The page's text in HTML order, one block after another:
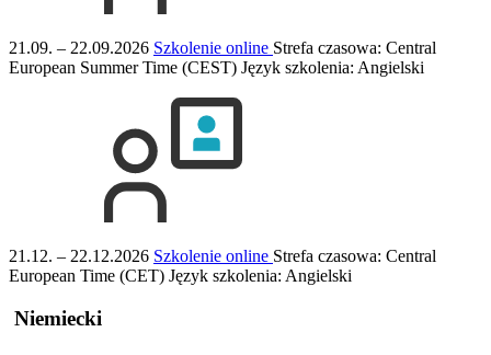
21.09. – 22.09.2026 Szkolenie online Strefa czasowa: Central
European Summer Time (CEST) Język szkolenia: Angielski
21.12. – 22.12.2026 Szkolenie online Strefa czasowa: Central
European Time (CET) Język szkolenia: Angielski
Niemiecki